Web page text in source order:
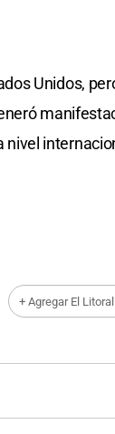
Unidos,
nivel
+ Agregar El